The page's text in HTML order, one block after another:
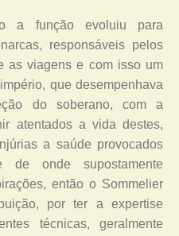
a função evoluiu para
responsáveis pelos
as viagens e com isso um
que desempenhava
do soberano, com a
atentados a vida destes,
a saúde provocados
de onde supostamente
então o Sommelier
por ter a expertise
técnicas, geralmente